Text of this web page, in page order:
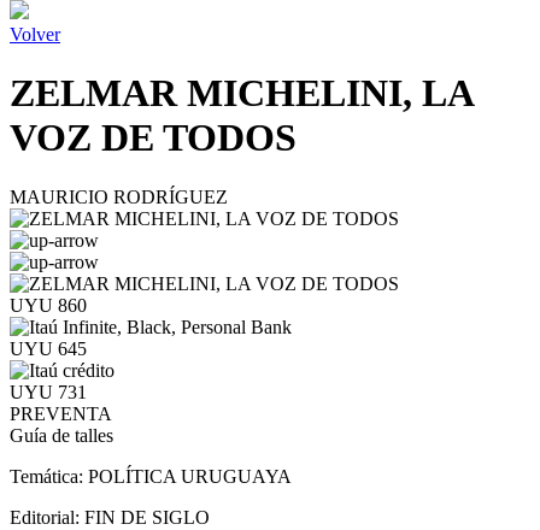
Volver
ZELMAR MICHELINI, LA
VOZ DE TODOS
MAURICIO RODRÍGUEZ
UYU 860
UYU 645
UYU 731
PREVENTA
Guía de talles
Temática: POLÍTICA URUGUAYA
Editorial: FIN DE SIGLO